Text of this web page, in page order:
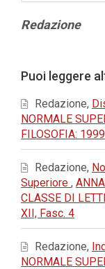
Contenuto
Redazione
Puoi leggere
Redazione,
NORMALE
FILOSOFIA:
Redazione,
Superiore ,
CLASSE DI
XII, Fasc. 4
Redazione,
NORMALE